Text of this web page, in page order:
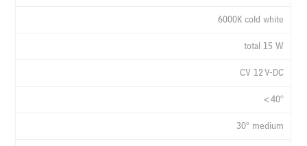
6000K cold white
total 15 W
CV 12 V-DC
<40°
30° medium